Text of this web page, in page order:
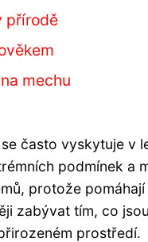
přírodě
mechu
často vyskytuje v
podmínek a
protože
zabývat tím, co
prostředí.